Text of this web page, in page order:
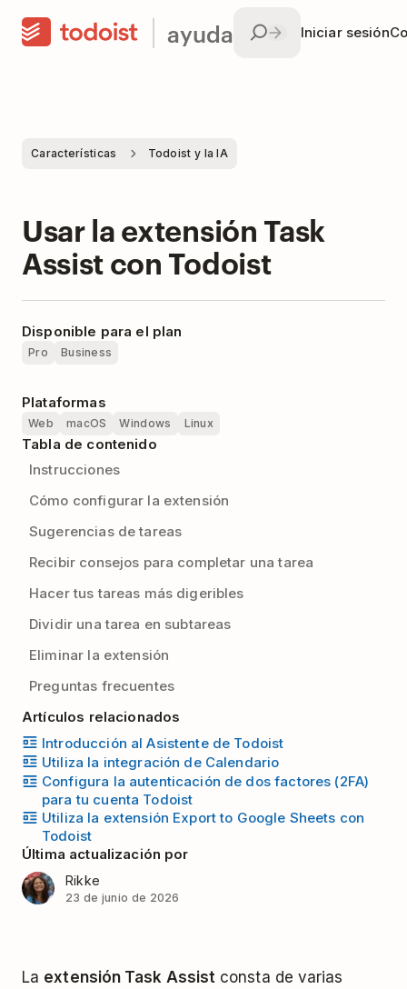
ayuda Iniciar sesión
Características Todoist y la IA
Usar la extensión Task
Assist con Todoist
Disponible para el plan
Pro Business
Plataformas
Web macOS Windows Linux
Tabla de contenido
Instrucciones
Cómo configurar la extensión
Sugerencias de tareas
Recibir consejos para completar una tarea
Hacer tus tareas más digeribles
Dividir una tarea en subtareas
Eliminar la extensión
Preguntas frecuentes
Artículos relacionados
Introducción al Asistente de Todoist
Utiliza la integración de Calendario
Configura la autenticación de dos factores (2FA)
para tu cuenta Todoist
Utiliza la extensión Export to Google Sheets con
Todoist
Última actualización por
Rikke
23 de junio de 2026
La extensión Task Assist consta de varias